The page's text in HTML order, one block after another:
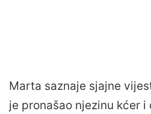
Marta saznaje sjajne
je pronašao njezinu kćer